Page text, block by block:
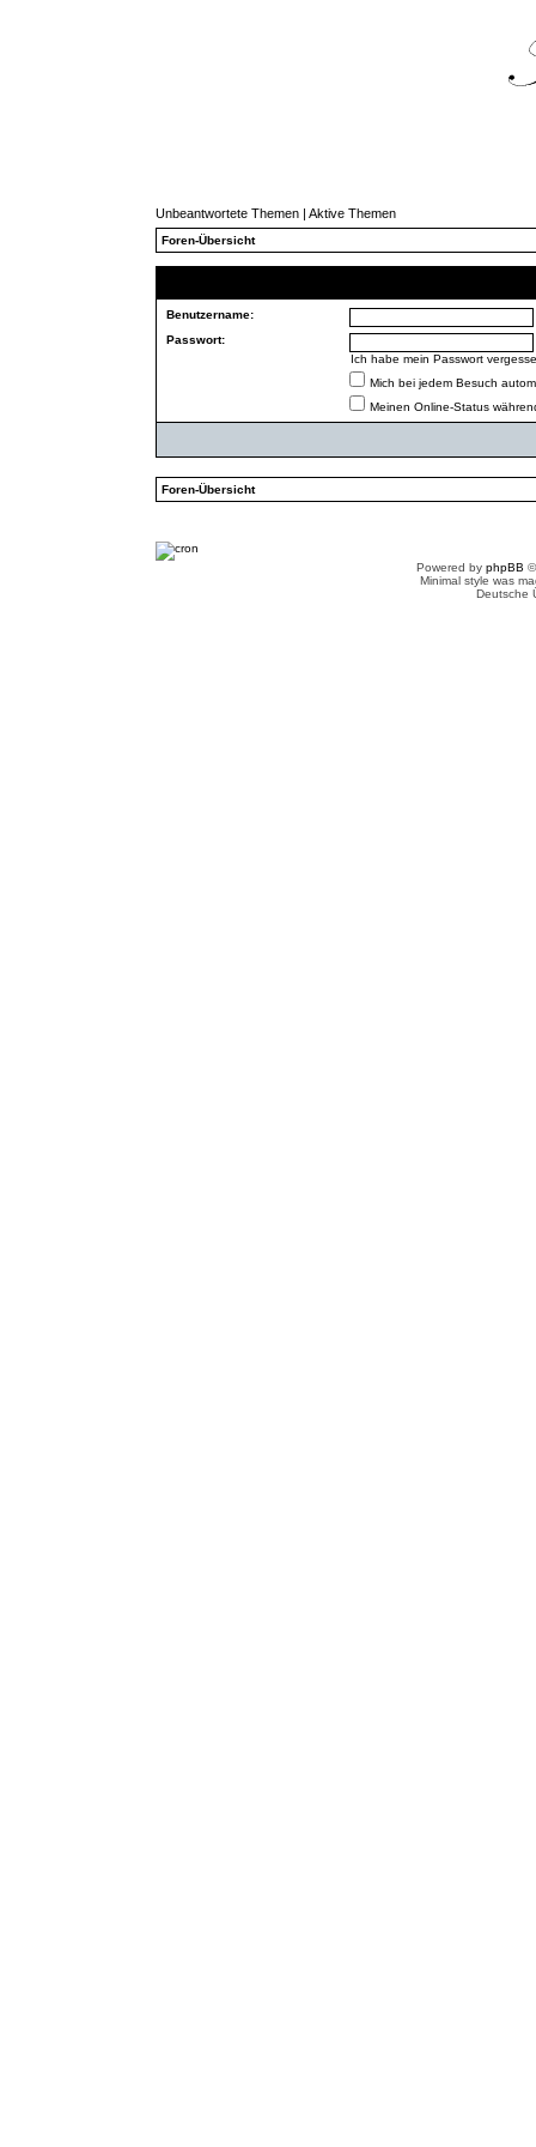
Unbeantwortete Themen | Aktive Themen
Foren-Übersicht
Benutzername:
Passwort:
Ich habe mein Passwort
Mich bei jedem Besuch
Meinen Online-Status
Foren-Übersicht
Powered by phpBB
Minimal style was
Deutsche